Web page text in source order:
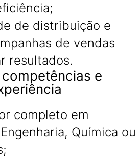
de distribuição e
de vendas
resultados.
e
completo em
Química ou